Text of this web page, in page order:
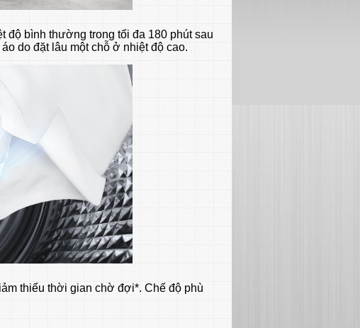
độ bình thường trong tối đa 180 phút sau
do đặt lâu một chỗ ở nhiệt độ cao.
thiểu thời gian chờ đợi*. Chế độ phù